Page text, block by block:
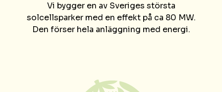
Vi bygger en av Sveriges största
solcellsparker med en effekt på ca 80 MW.
Den förser hela anläggning med energi.